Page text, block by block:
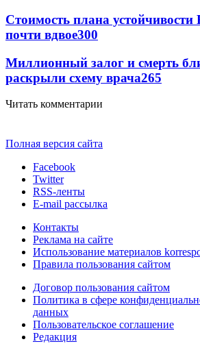
Стоимость плана устойчивости
почти вдвое300
Миллионный залог и смерть
раскрыли схему врача265
Читать комментарии
Полная версия сайта
Facebook
Twitter
RSS-ленты
E-mail рассылка
Контакты
Реклама на сайте
Использование материалов
Правила пользования сайтом
Договор пользования сайтом
Политика в сфере
данных
Пользовательское соглашение
Редакция